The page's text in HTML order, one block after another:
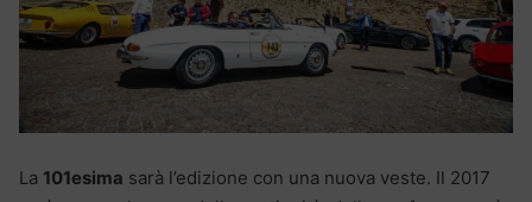
La 101esima sarà l’edizione con una nuova veste. Il 2017